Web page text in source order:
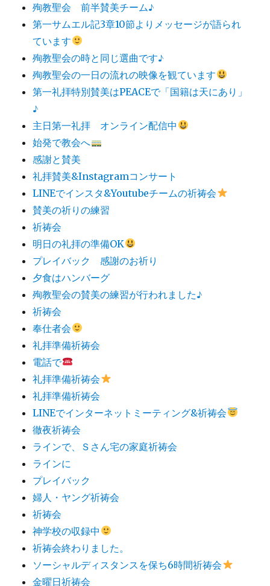
殉教聖会 前半賛美チーム♪
第一サムエル記3章10節よりメッセージが語られ
ています
殉教聖会の時と同じ選曲です♪
殉教聖会の一日の流れの映像を観ています
第一礼拝特別賛美はPEACEで「国籍は天にあり」
♪
主日第一礼拝 オンライン配信中
始発で教会へ
感謝と賛美
礼拝賛美&Instagramコンサート
LINEでインスタ&Youtubeチームの祈祷会
賛美の祈りの練習
祈祷会
明日の礼拝の準備OK
プレイバック 感謝のお祈り
夕食はハンバーグ
殉教聖会の賛美の練習が行われました♪
祈祷会
奉仕者会
礼拝準備祈祷会
電話で
礼拝準備祈祷会
礼拝準備祈祷会
LINEでインターネットミーティング&祈祷会
徹夜祈祷会
ラインで、Ｓさん宅の家庭祈祷会
ラインに
プレイバック
婦人・ヤング祈祷会
祈祷会
神学校の収録中
祈祷会終わりました。
ソーシャルディスタンスを保ち6時間祈祷会
金曜日祈祷会